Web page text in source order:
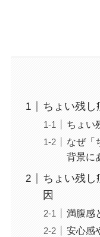
ちょい残し
ちょい
なぜ「
背景に
ちょい残し
因
満腹感
安心感